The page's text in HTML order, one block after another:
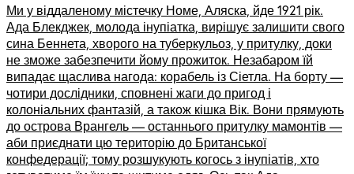
Ми у віддаленому містечку Номе, Аляска, йде 1921 рік.
Ада Блекджек, молода інупіатка, вирішує залишити свого
сина Беннета, хворого на туберкульоз, у притулку, доки
не зможе забезпечити йому прожиток. Незабаром їй
випадає щаслива нагода: корабель із Сіетла. На борту —
чотири дослідники, сповнені жаги до пригод і
колоніальних фантазій, а також кішка Вік. Вони прямують
до острова Врангель — останнього притулку мамонтів —
аби приєднати цю територію до Британської
конфедерації; тому розшукують когось з інупіатів, хто